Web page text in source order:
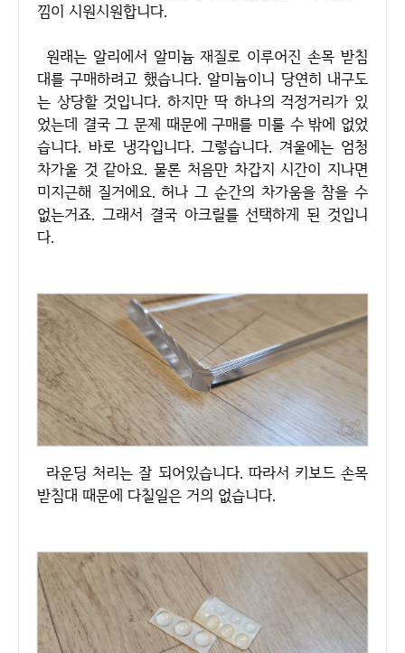
낌이 시원시원합니다.
원래는 알리에서 알미늄 재질로 이루어진 손목 받침
대를 구매하려고 했습니다. 알미늄이니 당연히 내구도
는 상당할 것입니다. 하지만 딱 하나의 걱정거리가 있
었는데 결국 그 문제 때문에 구매를 미룰 수 밖에 없었
습니다. 바로 냉각입니다. 그렇습니다. 겨울에는 엄청
차가울 것 같아요. 물론 처음만 차갑지 시간이 지나면
미지근해 질거에요. 허나 그 순간의 차가움을 참을 수
없는거죠. 그래서 결국 아크릴를 선택하게 된 것입니
다.
라운딩 처리는 잘 되어있습니다. 따라서 키보드 손목
받침대 때문에 다칠일은 거의 없습니다.